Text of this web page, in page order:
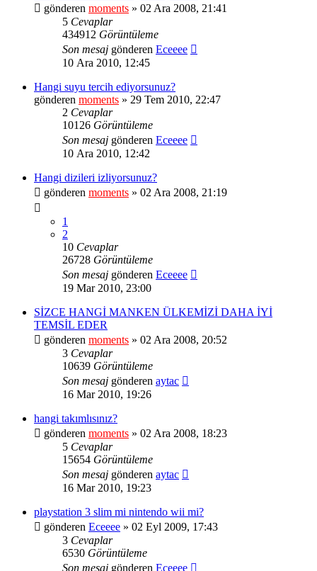
gönderen moments » 02 Ara 2008, 21:41
5 Cevaplar
434912 Görüntüleme
Son mesaj gönderen Eceeee
10 Ara 2010, 12:45
Hangi suyu tercih ediyorsunuz?
gönderen moments » 29 Tem 2010, 22:47
2 Cevaplar
10126 Görüntüleme
Son mesaj gönderen Eceeee
10 Ara 2010, 12:42
Hangi dizileri izliyorsunuz?
gönderen moments » 02 Ara 2008, 21:19
1
2
10 Cevaplar
26728 Görüntüleme
Son mesaj gönderen Eceeee
19 Mar 2010, 23:00
SİZCE HANGİ MANKEN ÜLKEMİZİ DAHA İYİ
TEMSİL EDER
gönderen moments » 02 Ara 2008, 20:52
3 Cevaplar
10639 Görüntüleme
Son mesaj gönderen aytac
16 Mar 2010, 19:26
hangi takımlısınız?
gönderen moments » 02 Ara 2008, 18:23
5 Cevaplar
15654 Görüntüleme
Son mesaj gönderen aytac
16 Mar 2010, 19:23
playstation 3 slim mi nintendo wii mi?
gönderen Eceeee » 02 Eyl 2009, 17:43
3 Cevaplar
6530 Görüntüleme
Son mesaj gönderen Eceeee